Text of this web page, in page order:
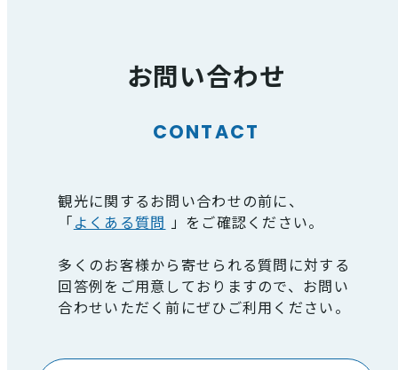
お問い合わせ
CONTACT
観光に関するお問い合わせの前に、
「よくある質問 」をご確認ください。
多くのお客様から寄せられる質問に対する
回答例をご用意しておりますので、お問い
合わせいただく前にぜひご利用ください。